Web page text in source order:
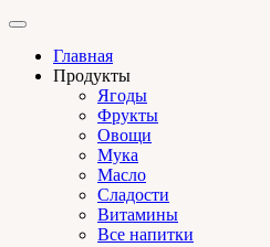
Главная
Продукты
Ягоды
Фрукты
Овощи
Мука
Масло
Сладости
Витамины
Все напитки